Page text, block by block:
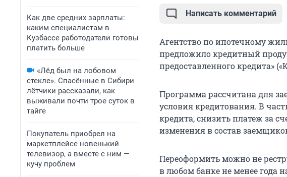
Как две средних зарплаты:
каким специалистам в
Кузбассе работодатели готовы
платить больше
«Лёд был на лобовом
стекле». Спасённые в Сибири
лётчики рассказали, как
выживали почти трое суток в
тайге
Покупатель приобрел на
маркетплейсе новенький
телевизор, а вместе с ним —
кучу проблем
Написать комментарий
Агентство по ипотечному
предложило кредитный
предоставленного кредита»
Программа рассчитана для
условия кредитования. В
кредита, снизить платеж за
изменения в состав
Переоформить можно не
в любом банке не менее года